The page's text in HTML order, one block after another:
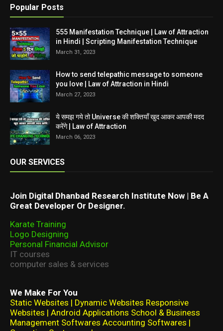
Popular Posts
555 Manifestation Technique | Law of Attraction
in Hindi | Scripting Manifestation Technique
March 31, 2023
How to send telepathic message to someone
you love | Law of Attraction in Hindi
March 27, 2023
ये समझ गये तो Universe की शक्तियाँ खुद आकर आपकी मदद
करेंगे | Law of Attraction
March 06, 2023
OUR SERVICES
Join Digital Dhanbad Research Institute Now | Be A
Great Developer Or Designer.
Karate Training
Logo Designing
Personal Financial Advisor
IT courses
computer sales & services
We Make For You
Static Websites | Dynamic Websites Responsive
Websites | Android Applications School & Business
Management Softwares Accounting Softwares |